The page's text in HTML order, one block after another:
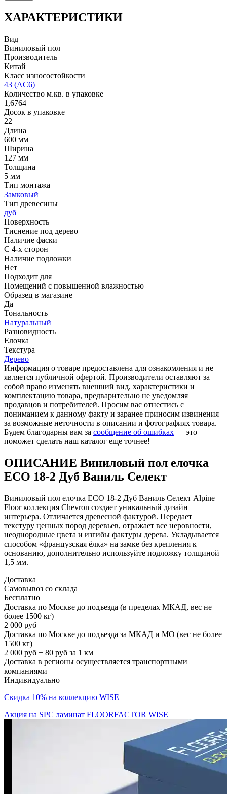
ХАРАКТЕРИСТИКИ
Вид
Виниловый пол
Производитель
Китай
Класс износостойкости
43 (AC6)
Количество м.кв. в упаковке
1,6764
Досок в упаковке
22
Длина
600 мм
Ширина
127 мм
Толщина
5 мм
Тип монтажа
Замковый
Тип древесины
дуб
Поверхность
Тиснение под дерево
Наличие фаски
С 4-х сторон
Наличие подложки
Нет
Подходит для
Помещений с повышенной влажностью
Образец в магазине
Да
Тональность
Натуральный
Разновидность
Елочка
Текстура
Дерево
Информация о товаре предоставлена для ознакомления и не
является публичной офертой. Производители оставляют за
собой право изменять внешний вид, характеристики и
комплектацию товара, предварительно не уведомляя
продавцов и потребителей. Просим вас отнестись с
пониманием к данному факту и заранее приносим извинения
за возможные неточности в описании и фотографиях товара.
Будем благодарны вам за сообщение об ошибках — это
поможет сделать наш каталог еще точнее!
ОПИСАНИЕ Виниловый пол елочка
ECO 18-2 Дуб Ваниль Селект
Виниловый пол елочка ECO 18-2 Дуб Ваниль Селект Alpine
Floor коллекция Chevron создает уникальный дизайн
интерьера. Отличается древесной фактурой. Передает
текстуру ценных пород деревьев, отражает все неровности,
неоднородные цвета и изгибы фактуры дерева. Укладывается
способом «французская ёлка» на замке без крепления к
основанию, дополнительно используйте подложку толщиной
1,5 мм.
Доставка
Самовывоз со склада
Бесплатно
Доставка по Москве до подъезда (в пределах МКАД, вес не
более 1500 кг)
2 000 руб
Доставка по Москве до подъезда за МКАД и МО (вес не более
1500 кг)
2 000 руб + 80 руб за 1 км
Доставка в регионы осуществляется транспортными
компаниями
Индивидуально
Скидка 10% на коллекцию WISE
Акция на SPC ламинат FLOORFACTOR WISE